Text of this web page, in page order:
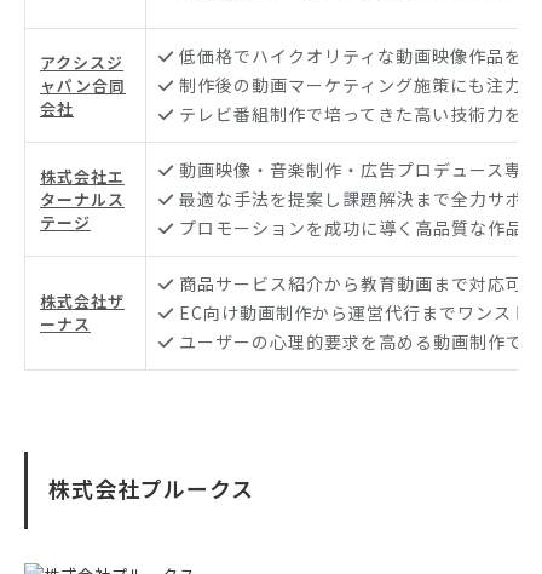
アクシスジ
ャパン合同
会社
低価格でハイクオリティな動画映像作品を
制作後の動画マーケティング施策にも注力
テレビ番組制作で培ってきた高い技術力を
株式会社エ
ターナルス
テージ
動画映像・音楽制作・広告プロデュース専
最適な手法を提案し課題解決まで全力サポ
プロモーションを成功に導く高品質な作品
株式会社ザ
ーナス
商品サービス紹介から教育動画まで対応可能
EC向け動画制作から運営代行までワンスト
ユーザーの心理的要求を高める動画制作で
株式会社プルークス